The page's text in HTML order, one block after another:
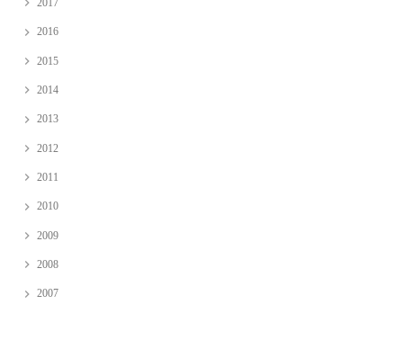
2017
2016
2015
2014
2013
2012
2011
2010
2009
2008
2007